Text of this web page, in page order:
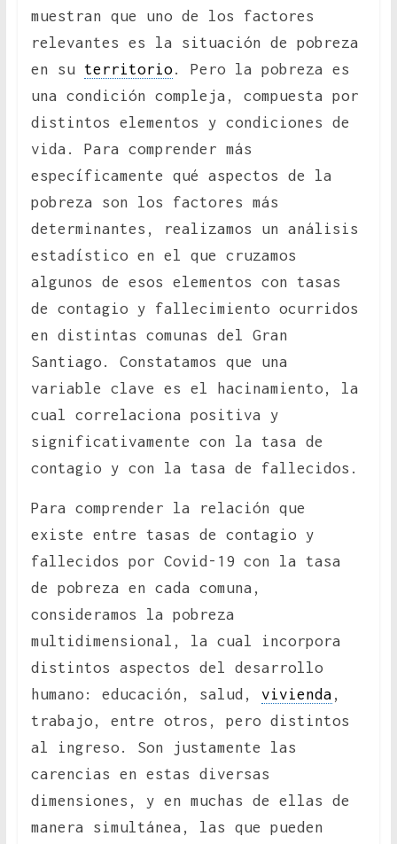
muestran que uno de los factores
relevantes es la situación de pobreza
en su territorio. Pero la pobreza es
una condición compleja, compuesta por
distintos elementos y condiciones de
vida. Para comprender más
específicamente qué aspectos de la
pobreza son los factores más
determinantes, realizamos un análisis
estadístico en el que cruzamos
algunos de esos elementos con tasas
de contagio y fallecimiento ocurridos
en distintas comunas del Gran
Santiago. Constatamos que una
variable clave es el hacinamiento, la
cual correlaciona positiva y
significativamente con la tasa de
contagio y con la tasa de fallecidos.
Para comprender la relación que
existe entre tasas de contagio y
fallecidos por Covid-19 con la tasa
de pobreza en cada comuna,
consideramos la pobreza
multidimensional, la cual incorpora
distintos aspectos del desarrollo
humano: educación, salud, vivienda ,
trabajo, entre otros, pero distintos
al ingreso. Son justamente las
carencias en estas diversas
dimensiones, y en muchas de ellas de
manera simultánea, las que pueden